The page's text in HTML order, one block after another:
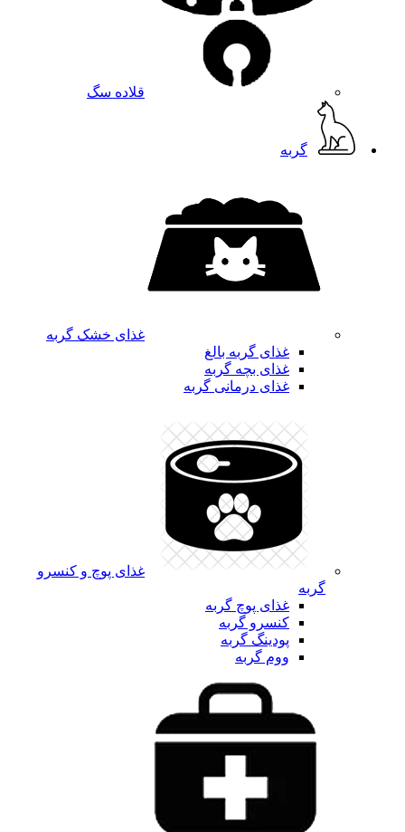
قلاده سگ
گربه
غذای خشک گربه
غذای گربه بالغ
غذای بچه گربه
غذای درمانی گربه
غذای پوچ و کنسرو
گربه
غذای پوچ گربه
کنسرو گربه
پودینگ گربه
ووم گربه